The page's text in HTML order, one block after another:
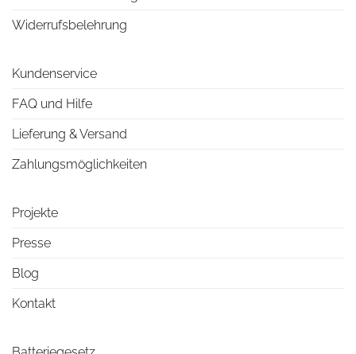
Widerrufsbelehrung
Kundenservice
FAQ und Hilfe
Lieferung & Versand
Zahlungsmöglichkeiten
Projekte
Presse
Blog
Kontakt